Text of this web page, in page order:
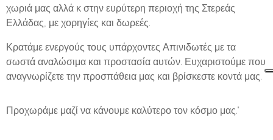
χωριά μας αλλά κ στην ευρύτερη περιοχή της Στερεάς
Ελλάδας, με χορηγίες και δωρεές.
Κρατάμε ενεργούς τους υπάρχοντες Απινιδωτές με τα
σωστά αναλώσιμα και προστασία αυτών. Ευχαριστούμε που
αναγνωρίζετε την προσπάθεια μας και βρίσκεστε κοντά μας.
Προχωράμε μαζί να κάνουμε καλύτερο τον κόσμο μας."